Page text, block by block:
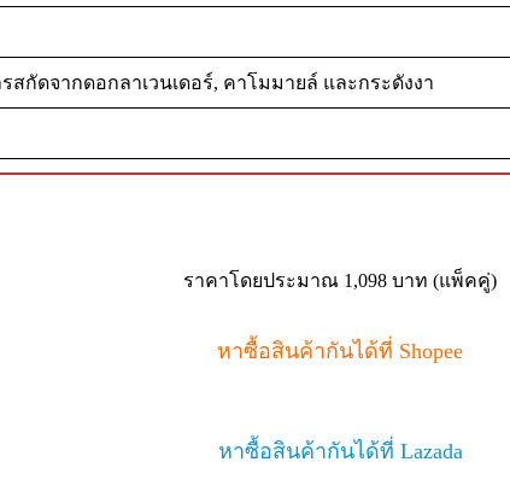
กัดจากดอกลาเวนเดอร์, คาโมมายล์ และกระดังงา
ราคาโดยประมาณ 1,098 บาท (แพ็คคู่)
หาซื้อสินค้ากันได้ที่ Shopee
หาซื้อสินค้ากันได้ที่ Lazada